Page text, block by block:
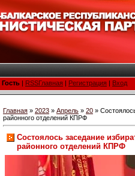
Гость RSSГлавная Регистрация Вход
Главная » 2023 » Апрель » 20 »
районного отделений КПРФ
Состоялось заседание
районного отделений КПРФ